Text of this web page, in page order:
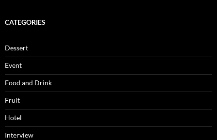
CATEGORIES
Dessert
Event
Food and Drink
Fruit
Hotel
Interview